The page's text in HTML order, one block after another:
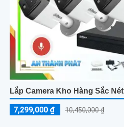
Lắp Camera Kho Hàng Sắc Nét
7,299,000 ₫ 10,450,000 ₫